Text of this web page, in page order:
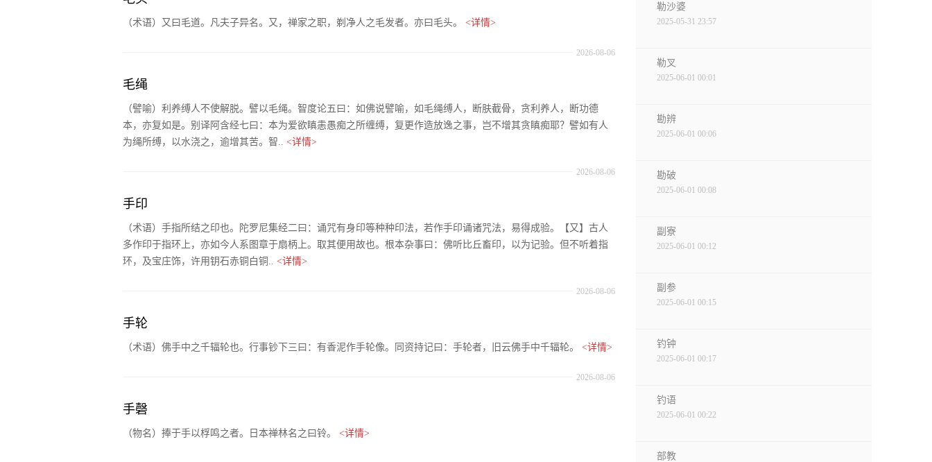
（术语）又曰毛道。凡夫子异名。又，禅家之职，剃净人之毛发者。亦曰毛头。 <详情>
2026-08-06
毛绳
（譬喻）利养缚人不使解脱。譬以毛绳。智度论五曰：如佛说譬喻，如毛绳缚人，断肤截骨，贪利养人，断功德
本，亦复如是。别译阿含经七曰：本为爱欲瞋恚愚痴之所缠缚，复更作造放逸之事，岂不增其贪瞋痴耶？譬如有人
为绳所缚，以水浇之，逾增其苦。智.. <详情>
2026-08-06
手印
（术语）手指所结之印也。陀罗尼集经二曰：诵咒有身印等种种印法，若作手印诵诸咒法，易得成验。【又】古人
多作印于指环上，亦如今人系图章于扇柄上。取其便用故也。根本杂事曰：佛听比丘畜印，以为记验。但不听着指
环，及宝庄饰，许用钥石赤铜白铜.. <详情>
2026-08-06
手轮
（术语）佛手中之千辐轮也。行事钞下三曰：有香泥作手轮像。同资持记曰：手轮者，旧云佛手中千辐轮。 <详情>
2026-08-06
手磬
（物名）捧于手以桴鸣之者。日本禅林名之曰铃。 <详情>
勒沙婆
2025-05-31 23:57
勒叉
2025-06-01 00:01
勘辨
2025-06-01 00:06
勘破
2025-06-01 00:08
副寮
2025-06-01 00:12
副参
2025-06-01 00:15
钓钟
2025-06-01 00:17
钓语
2025-06-01 00:22
部教